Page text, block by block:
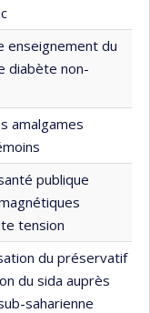
enseignement du
diabète non-
amalgames
publique
tension
du préservatif
du sida auprès
saharienne